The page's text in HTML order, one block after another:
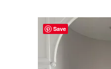
Save